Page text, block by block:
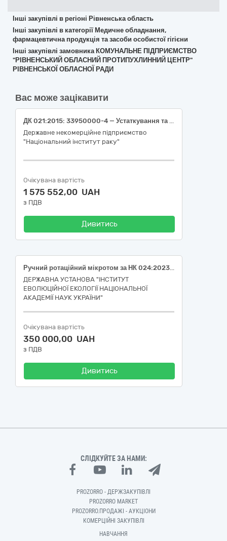
Інші закупівлі в регіоні Рівненська область
Інші закупівлі в категорії Медичне обладнання,
фармацевтична продукція та засоби особистої гігієни
Інші закупівлі замовника КОМУНАЛЬНЕ ПІДПРИЄМСТВО
"РІВНЕНСЬКИЙ ОБЛАСНИЙ ПРОТИПУХЛИННИЙ ЦЕНТР"
РІВНЕНСЬКОЇ ОБЛАСНОЇ РАДИ
Вас може зацікавити
ДК 021:2015: 33950000-4 — Устаткування та приладдя для клінічної та судової медицини (Стейнер/автомат для фарбування/система автоматичного забарвлення мазків з вбудованою станцією сушіння)
Державне некомерційне підприємство
"Національний інститут раку"
Очікувана вартість
1 575 552,00 UAH
з ПДВ
Дивитись
Ручний ротаційний мікротом за НК 024:2023 код 15158 Ротаційний мікротом.
ДЕРЖАВНА УСТАНОВА "ІНСТИТУТ
ЕВОЛЮЦІЙНОЇ ЕКОЛОГІЇ НАЦІОНАЛЬНОЇ
АКАДЕМІЇ НАУК УКРАЇНИ"
Очікувана вартість
350 000,00 UAH
з ПДВ
Дивитись
СЛІДКУЙТЕ ЗА НАМИ:
PROZORRO - ДЕРЖЗАКУПІВЛІ
PROZORRO MARKET
PROZORRO.ПРОДАЖІ - АУКЦІОНИ
КОМЕРЦІЙНІ ЗАКУПІВЛІ
НАВЧАННЯ